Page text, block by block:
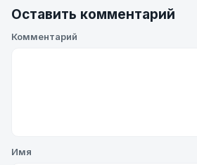
Оставить комментарий
Комментарий
Имя